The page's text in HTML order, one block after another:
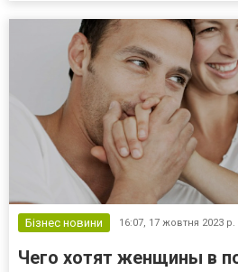
Бізнес новини 16:07, 17 жовтня 2023 р.
Чего хотят женщины в